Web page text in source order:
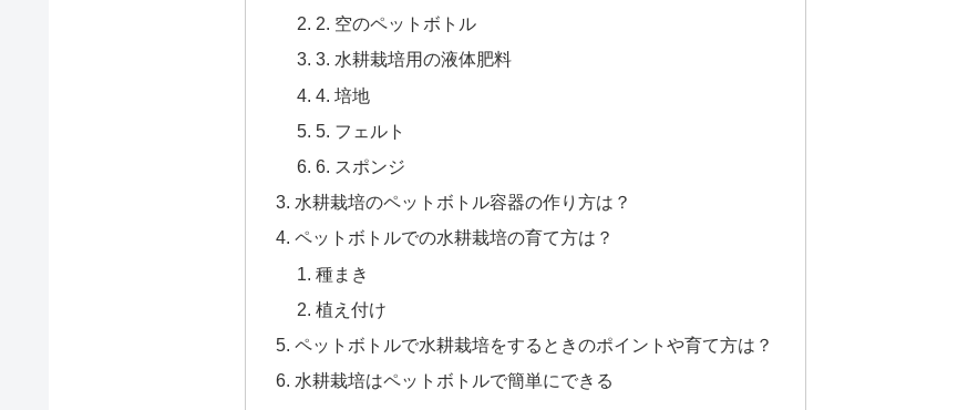
2. 空のペットボトル
3. 水耕栽培用の液体肥料
4. 培地
5. フェルト
6. スポンジ
水耕栽培のペットボトル容器の作り方は？
ペットボトルでの水耕栽培の育て方は？
種まき
植え付け
ペットボトルで水耕栽培をするときのポイントや育て方は？
水耕栽培はペットボトルで簡単にできる